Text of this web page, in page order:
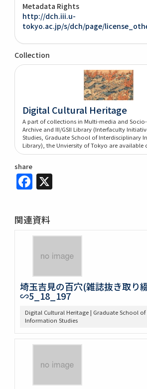
Metadata Rights
http://dch.iii.u-
tokyo.ac.jp/s/dch/page/
Collection
Digital Cultural Heritage
A part of collections in Multi-media and
Archive and III/GSII Library (Interfaculty
Studies, Graduate School of Interdisciplinary
Library), the Unviersity of Tokyo are available
share
Facebook
関連資料
埼玉吉見の百穴(雑誌抜き取り綴
∽5_18_197
Digital Cultural Heritage | Graduate School
Information Studies